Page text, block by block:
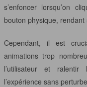
s’enfoncer lorsqu’on
bouton physique,
Cependant, il est
animations trop
l’utilisateur et ralentir
l’expérience sans